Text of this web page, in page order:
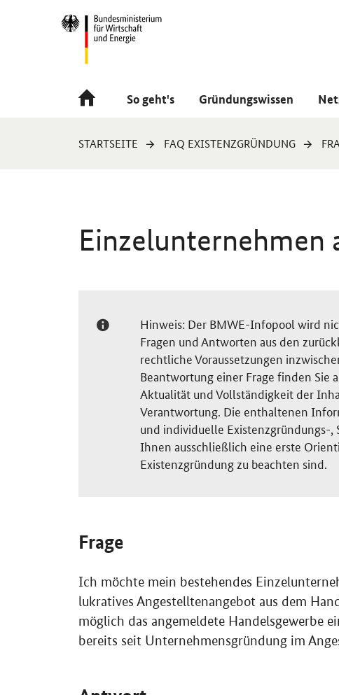
Navigation
Hauptmenü
So geht's Gründungswissen
Sie
STARTSEITE FAQ EXISTENZGRÜNDUNG
Einzelunternehmen
Hinweis: Der BMWE-Infopool wird
Fragen und Antworten aus den
rechtliche Voraussetzungen
Beantwortung einer Frage finden Sie
Aktualität und Vollständigkeit der
Verantwortung. Die enthaltenen
und individuelle Existenzgründungs-
Ihnen ausschließlich eine erste
Existenzgründung zu beachten sind.
Frage
Ich möchte mein bestehendes
lukratives Angestelltenangebot aus dem
möglich das angemeldete Handelsgewerbe
bereits seit Unternehmensgründung im